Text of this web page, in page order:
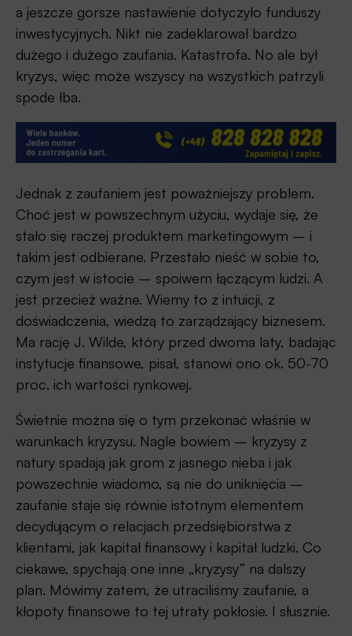
a jeszcze gorsze nastawienie dotyczyło funduszy
inwestycyjnych. Nikt nie zadeklarował bardzo
dużego i dużego zaufania. Katastrofa. No ale był
kryzys, więc może wszyscy na wszystkich patrzyli
spode łba.
Jednak z zaufaniem jest poważniejszy problem.
Choć jest w powszechnym użyciu, wydaje się, że
stało się raczej produktem marketingowym – i
takim jest odbierane. Przestało nieść w sobie to,
czym jest w istocie – spoiwem łączącym ludzi. A
jest przecież ważne. Wiemy to z intuicji, z
doświadczenia, wiedzą to zarządzający biznesem.
Ma rację J. Wilde, który przed dwoma laty, badając
instytucje finansowe, pisał, stanowi ono ok. 50-70
proc. ich wartości rynkowej.
Świetnie można się o tym przekonać właśnie w
warunkach kryzysu. Nagle bowiem – kryzysy z
natury spadają jak grom z jasnego nieba i jak
powszechnie wiadomo, są nie do uniknięcia –
zaufanie staje się równie istotnym elementem
decydującym o relacjach przedsiębiorstwa z
klientami, jak kapitał finansowy i kapitał ludzki. Co
ciekawe, spychają one inne „kryzysy” na dalszy
plan. Mówimy zatem, że utraciliśmy zaufanie, a
kłopoty finansowe to tej utraty pokłosie. I słusznie.